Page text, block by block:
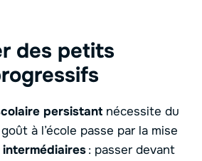
des petits
persistant nécessite du
à l’école passe par la mise
: passer devant